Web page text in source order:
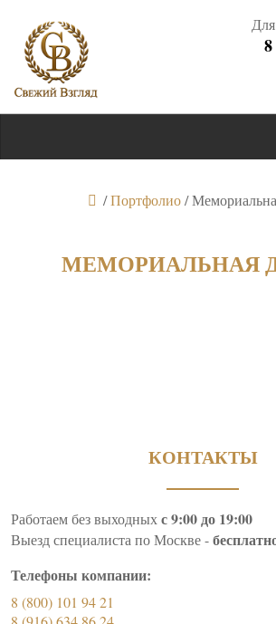
/Портфолио /
МЕМОРИАЛЬНАЯ
КОНТАКТЫ
Работаем без выходныхс 9:00 до 19:00
Выезд специалиста по Москве -
Телефоны компании:
8 (800) 101 94 21